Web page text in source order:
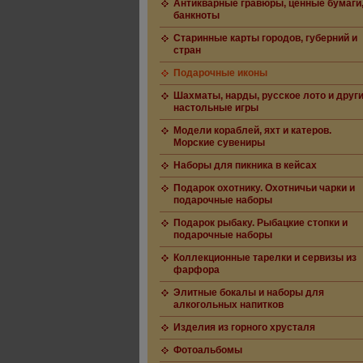
Антикварные гравюры, ценные бумаги,
банкноты
Старинные карты городов, губерний и
стран
Подарочные иконы
Шахматы, нарды, русское лото и
настольные игры
Модели кораблей, яхт и катеров.
Морские сувениры
Наборы для пикника в кейсах
Подарок охотнику. Охотничьи чарки и
подарочные наборы
Подарок рыбаку. Рыбацкие стопки и
подарочные наборы
Коллекционные тарелки и сервизы из
фарфора
Элитные бокалы и наборы для
алкогольных напитков
Изделия из горного хрусталя
Фотоальбомы